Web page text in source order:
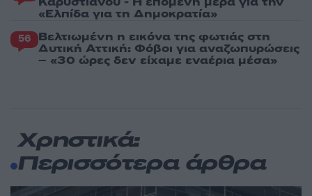
«Ελπίδα για τη Δημοκρατία»
56 Βελτιωμένη η εικόνα της φωτιάς στη
Δυτική Αττική: Φόβοι για αναζωπυρώσεις
– «30 ώρες δεν είχαμε εναέρια μέσα»
Χρηστικά:
Περισσότερα άρθρα